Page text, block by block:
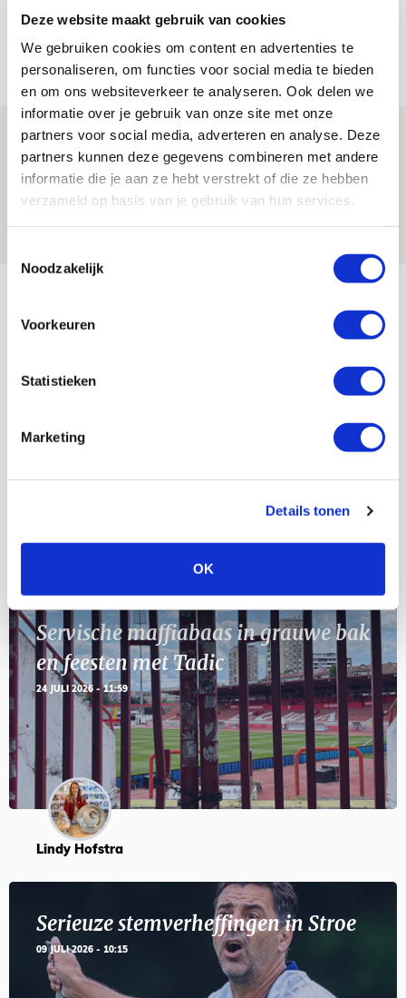
Deze website maakt gebruik van cookies
We gebruiken cookies om content en advertenties te
personaliseren, om functies voor social media te bieden
en om ons websiteverkeer te analyseren. Ook delen we
informatie over je gebruik van onze site met onze
partners voor social media, adverteren en analyse. Deze
partners kunnen deze gegevens combineren met andere
informatie die je aan ze hebt verstrekt of die ze hebben
verzameld op basis van je gebruik van hun services.
Noodzakelijk
Voorkeuren
Statistieken
Marketing
Details tonen
OK
leidersrol bij Ajax
05 AUGUSTUS 2026 - 20:00
NIEUWS
Míchels elf: zie jij al rol voor
aanwinsten in thuisduel met
Shelbourne?
AGENDA
23
Selectiedag ballenjongens/-meiden
Blogs
Servische maffiabaas in grauwe bak
en feesten met Tadic
24 JULI 2026 - 11:59
Lindy Hofstra
Serieuze stemverheffingen in Stroe
09 JULI 2026 - 10:15